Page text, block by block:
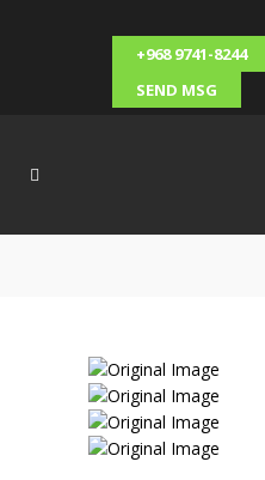
+968 9741-8244
SEND MSG